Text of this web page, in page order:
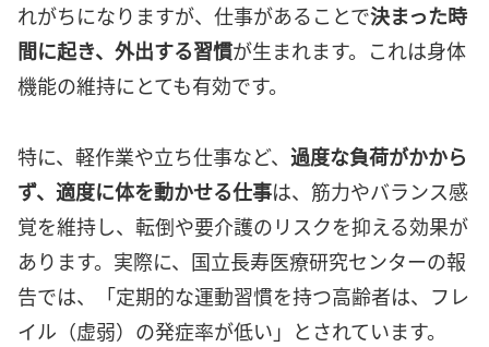
れがちになりますが、仕事があることで決まった時
間に起き、外出する習慣が生まれます。これは身体
機能の維持にとても有効です。
特に、軽作業や立ち仕事など、 過度な負荷がかから
ず、適度に体を動かせる仕事は、筋力やバランス感
覚を維持し、転倒や要介護のリスクを抑える効果が
あります。実際に、国立長寿医療研究センターの報
告では、「定期的な運動習慣を持つ高齢者は、フレ
イル（虚弱）の発症率が低い」とされています。